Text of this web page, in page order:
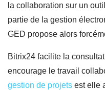
la collaboration sur un
partie de la gestion
GED propose alors
Bitrix24 facilite la
encourage le travail
gestion de projets est elle